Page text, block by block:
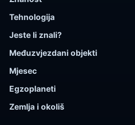
Tehnologija
Jeste li znali?
Međuzvjezdani objekti
Mjesec
Egzoplaneti
Zemlja i okoliš